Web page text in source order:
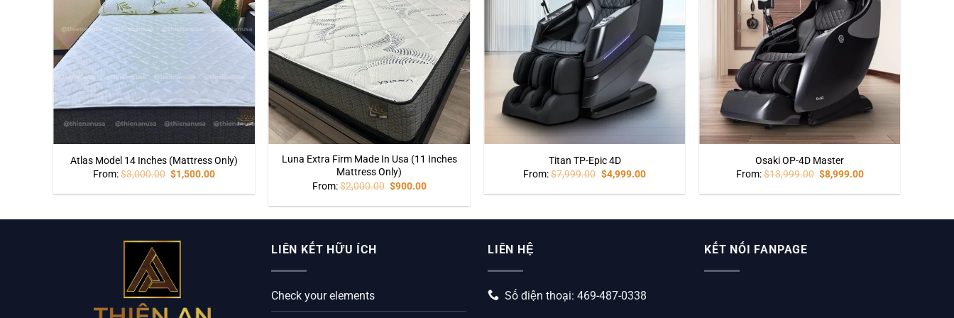
Atlas Model 14 Inches (Mattress Only)
From:$3,000.00 $1,500.00
Luna Extra Firm Made In Usa (11 Inches
Mattress Only)
From:$2,000.00 $900.00
Titan TP-Epic 4D
From: $7,999.00 $4,999.00
Osaki OP-4D Master
From:$13,999.00 $8,999.00
LIÊN KẾT HỮU ÍCH
Check your elements
LIÊN HỆ
Số điện thoại: 469-487-0338
KẾT NỐI FANPAGE